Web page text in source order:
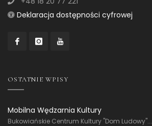
Deklaracja dostępności cyfrowej
OSTATNIE WPISY
Mobilna Wędzarnia Kultury
Bukowiańskie Centrum Kultury "Dom Ludowy"...